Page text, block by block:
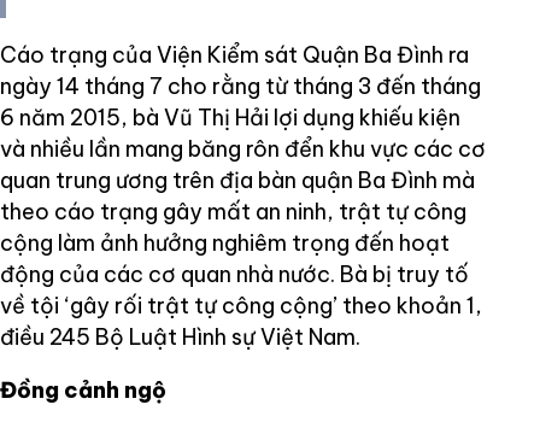
Cáo trạng của Viện Kiểm sát Quận Ba Đình ra
ngày 14 tháng 7 cho rằng từ tháng 3 đến tháng
6 năm 2015, bà Vũ Thị Hải lợi dụng khiếu kiện
và nhiều lần mang băng rôn đển khu vực các cơ
quan trung ương trên địa bàn quận Ba Đình mà
theo cáo trạng gây mất an ninh, trật tự công
cộng làm ảnh hưởng nghiêm trọng đến hoạt
động của các cơ quan nhà nước. Bà bị truy tố
về tội ‘gây rối trật tự công cộng’ theo khoản 1,
điều 245 Bộ Luật Hình sự Việt Nam.
Đồng cảnh ngộ